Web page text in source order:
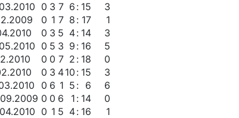
0 3 7 6 : 15
3
0 1 7 8 : 17
1
0 3 5 4: 14
3
0 5 3 9 : 16
5
0 0 7 2 : 18
0
0 3 410 : 15
3
0 6 1 5 : 6
6
0 0 6 1 : 14
0
0 1 5 4: 16
1